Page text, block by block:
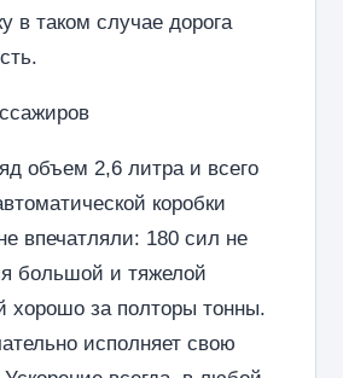
в таком случае дорога
объем 2,6 литра и всего
коробки
впечатляли: 180 сил не
большой и тяжелой
за полторы тонны.
исполняет свою